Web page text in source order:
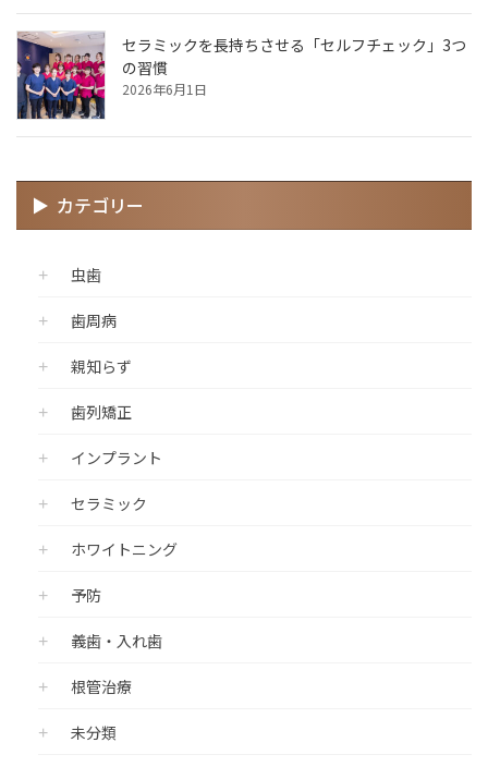
セラミックを長持ちさせる「セルフチェック」3つ
の習慣
2026年6月1日
カテゴリー
虫歯
歯周病
親知らず
歯列矯正
インプラント
セラミック
ホワイトニング
予防
義歯・入れ歯
根管治療
未分類